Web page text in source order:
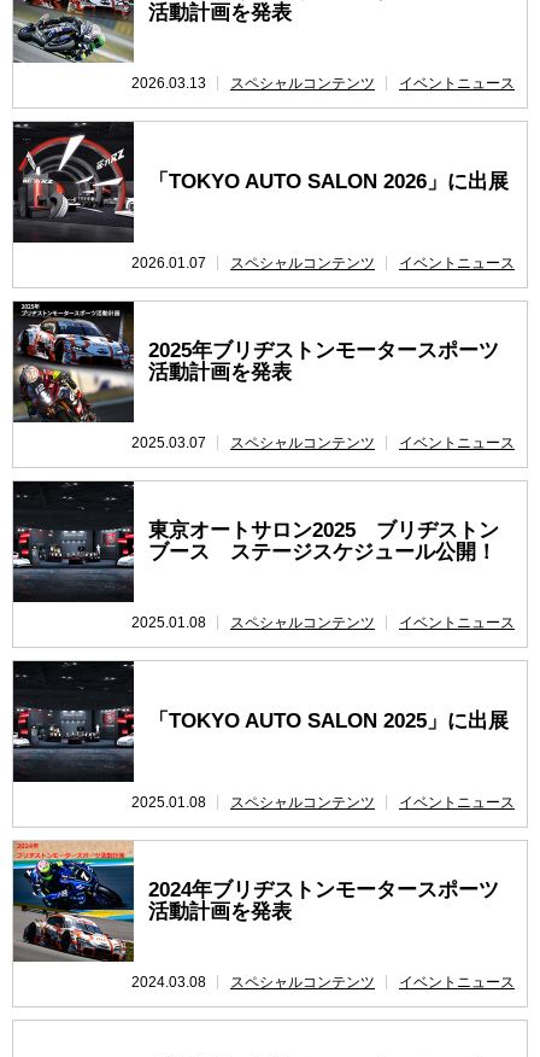
レース開催スケジュール
活動計画を発表
2026.03.13 スペシャルコンテンツ イベントニュース
「TOKYO AUTO SALON 2026」に出展
2026.01.07 スペシャルコンテンツ イベントニュース
2025年ブリヂストンモータースポーツ
活動計画を発表
2025.03.07 スペシャルコンテンツ イベントニュース
東京オートサロン2025 ブリヂストン
ブース ステージスケジュール公開！
2025.01.08 スペシャルコンテンツ イベントニュース
「TOKYO AUTO SALON 2025」に出展
2025.01.08 スペシャルコンテンツ イベントニュース
2024年ブリヂストンモータースポーツ
活動計画を発表
2024.03.08 スペシャルコンテンツ イベントニュース